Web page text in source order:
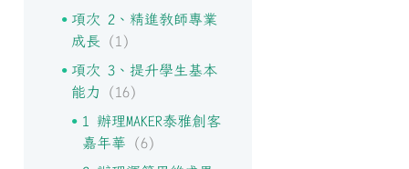
項次 2、精進教師專業
成長 (1)
項次 3、提升學生基本
能力
(16)
1 辦理MAKER泰雅創客
嘉年華 (6)